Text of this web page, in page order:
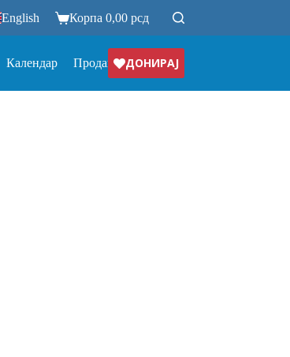
English Корпа 0,00 рсд
Календар ПродавницаДОНИРАЈ